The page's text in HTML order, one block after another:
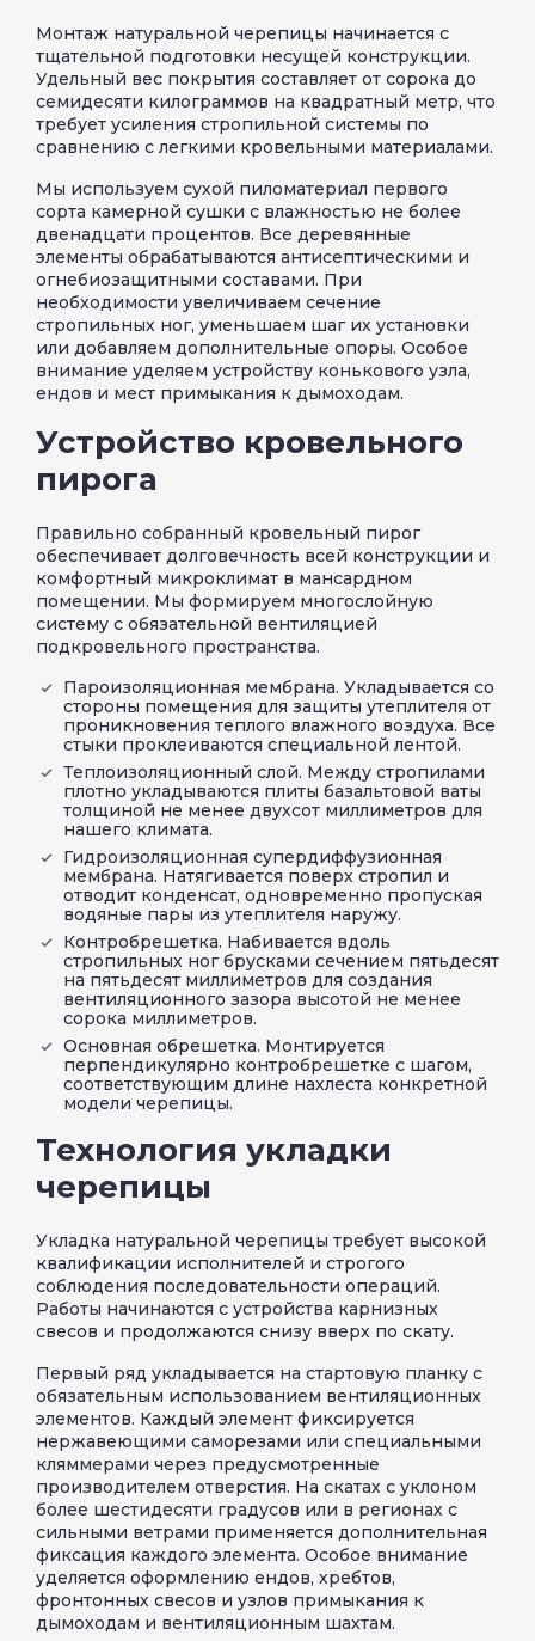
Монтаж натуральной черепицы начинается с
тщательной подготовки несущей конструкции.
Удельный вес покрытия составляет от сорока до
семидесяти килограммов на квадратный метр, что
требует усиления стропильной системы по
сравнению с легкими кровельными материалами.
Мы используем сухой пиломатериал первого
сорта камерной сушки с влажностью не более
двенадцати процентов. Все деревянные
элементы обрабатываются антисептическими и
огнебиозащитными составами. При
необходимости увеличиваем сечение
стропильных ног, уменьшаем шаг их установки
или добавляем дополнительные опоры. Особое
внимание уделяем устройству конькового узла,
ендов и мест примыкания к дымоходам.
Устройство кровельного
пирога
Правильно собранный кровельный пирог
обеспечивает долговечность всей конструкции и
комфортный микроклимат в мансардном
помещении. Мы формируем многослойную
систему с обязательной вентиляцией
подкровельного пространства.
Пароизоляционная мембрана. Укладывается со
стороны помещения для защиты утеплителя от
проникновения теплого влажного воздуха. Все
стыки проклеиваются специальной лентой.
Теплоизоляционный слой. Между стропилами
плотно укладываются плиты базальтовой ваты
толщиной не менее двухсот миллиметров для
нашего климата.
Гидроизоляционная супердиффузионная
мембрана. Натягивается поверх стропил и
отводит конденсат, одновременно пропуская
водяные пары из утеплителя наружу.
Контробрешетка. Набивается вдоль
стропильных ног брусками сечением пятьдесят
на пятьдесят миллиметров для создания
вентиляционного зазора высотой не менее
сорока миллиметров.
Основная обрешетка. Монтируется
перпендикулярно контробрешетке с шагом,
соответствующим длине нахлеста конкретной
модели черепицы.
Технология укладки
черепицы
Укладка натуральной черепицы требует высокой
квалификации исполнителей и строгого
соблюдения последовательности операций.
Работы начинаются с устройства карнизных
свесов и продолжаются снизу вверх по скату.
Первый ряд укладывается на стартовую планку с
обязательным использованием вентиляционных
элементов. Каждый элемент фиксируется
нержавеющими саморезами или специальными
кляммерами через предусмотренные
производителем отверстия. На скатах с уклоном
более шестидесяти градусов или в регионах с
сильными ветрами применяется дополнительная
фиксация каждого элемента. Особое внимание
уделяется оформлению ендов, хребтов,
фронтонных свесов и узлов примыкания к
дымоходам и вентиляционным шахтам.